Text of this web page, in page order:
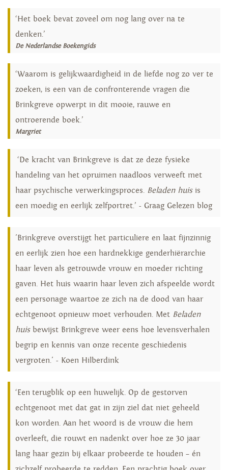
‘Het boek bevat zoveel om nog lang over na te
denken.’
De Nederlandse Boekengids
‘Waarom is gelijkwaardigheid in de liefde nog zo ver te
zoeken, is een van de confronterende vragen die
Brinkgreve opwerpt in dit mooie, rauwe en
ontroerende boek.’
Margriet
‘De kracht van Brinkgreve is dat ze deze fysieke
handeling van het opruimen naadloos verweeft met
haar psychische verwerkingsproces. Beladen huisis
een moedig en eerlijk zelfportret.’ - Graag Gelezen blog
'Brinkgreve overstijgt het particuliere en laat fijnzinnig
en eerlijk zien hoe een hardnekkige genderhiërarchie
haar leven als getrouwde vrouw en moeder richting
gaven. Het huis waarin haar leven zich afspeelde wordt
een personage waartoe ze zich na de dood van haar
echtgenoot opnieuw moet verhouden. Met Beladen
huisbewijst Brinkgreve weer eens hoe levensverhalen
begrip en kennis van onze recente geschiedenis
vergroten.' - Koen Hilberdink
‘Een terugblik op een huwelijk. Op de gestorven
echtgenoot met dat gat in zijn ziel dat niet geheeld
kon worden. Aan het woord is de vrouw die hem
overleeft, die rouwt en nadenkt over hoe ze 30 jaar
lang haar gezin bij elkaar probeerde te houden – én